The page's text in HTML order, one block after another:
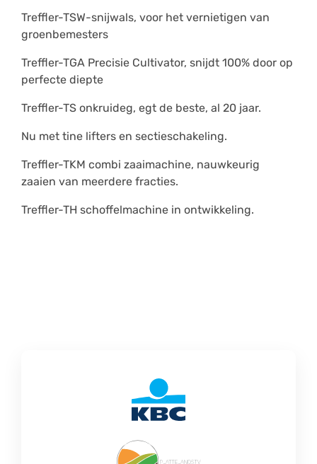
Treffler-TSW-snijwals, voor het vernietigen van
groenbemesters
Treffler-TGA Precisie Cultivator, snijdt 100% door op
perfecte diepte
Treffler-TS onkruideg, egt de beste, al 20 jaar.
Nu met tine lifters en sectieschakeling.
Treffler-TKM combi zaaimachine, nauwkeurig
zaaien van meerdere fracties.
Treffler-TH schoffelmachine in ontwikkeling.